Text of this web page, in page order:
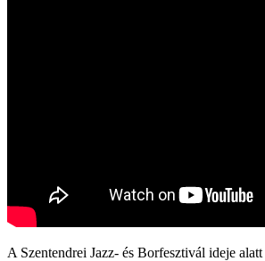
A Szentendrei Jazz- és Borfesztivál ideje